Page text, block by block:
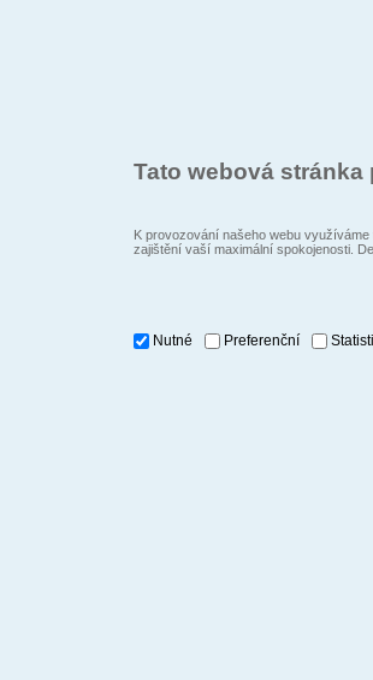
Tato webová
K provozování našeho webu
zajištění vaší maximální spokojenosti.
Nutné Preferenční